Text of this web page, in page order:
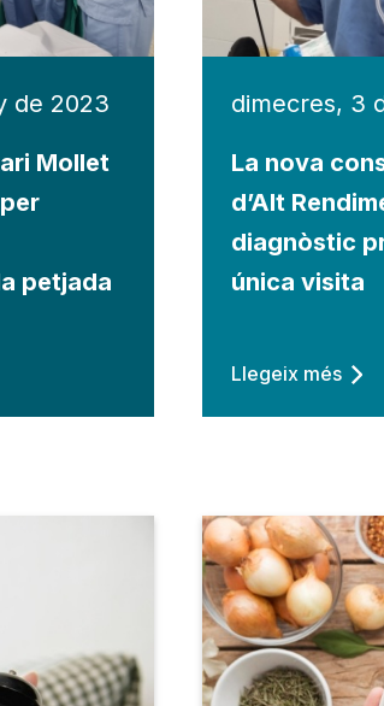
de 2023
Mollet
petjada
dimecres, 3
La nova
d’Alt
diagnòstic
única visita
Llegeix més